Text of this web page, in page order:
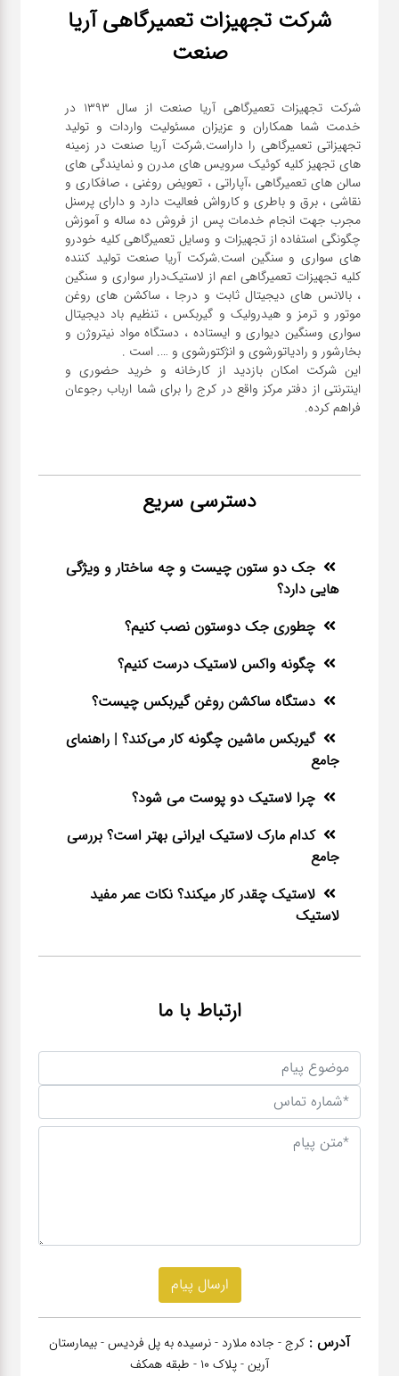
شرکت تجهیزات تعمیرگاهی آریا
صنعت
شرکت تجهیزات تعمیرگاهی آریا صنعت از سال ۱۳۹۳ در
خدمت شما همکاران و عزیزان مسئولیت واردات و تولید
تجهیزاتی تعمیرگاهی را داراست.شرکت آریا صنعت در زمینه
های تجهیز کلیه کوئیک سرویس های مدرن و نمایندگی های
سالن های تعمیرگاهی ،آپاراتی ، تعویض روغنی ، صافکاری و
نقاشی ، برق و باطری و کارواش فعالیت دارد و دارای پرسنل
مجرب جهت انجام خدمات پس از فروش ده ساله و آموزش
چگونگی استفاده از تجهیزات و وسایل تعمیرگاهی کلیه خودرو
های سواری و سنگین است.شرکت آریا صنعت تولید کننده
کلیه تجهیزات تعمیرگاهی اعم از لاستیک‌درار سواری و ‌سنگین
، بالانس های دیجیتال ثابت و درجا ، ساکشن های روغن
موتور و ترمز و هیدرولیک و گیربکس ، تنظیم باد دیجیتال
سواری و‌سنگین دیواری و ایستاده ، دستگاه مواد نیتروژن و
این شرکت امکان بازدید از کارخانه و خرید حضوری و
اینترنتی از دفتر مرکز واقع در کرج را برای شما ارباب رجوعان
فراهم کرده.
دسترسی سریع
جک دو ستون چیست و چه ساختار و ویژگی
هایی دارد؟
چطوری جک دوستون نصب کنیم؟
چگونه واکس لاستیک درست کنیم؟
دستگاه ساکشن روغن گیربکس چیست؟
گیربکس ماشین چگونه کار می‌کند؟ | راهنمای
جامع
چرا لاستیک دو پوست می شود؟
کدام مارک لاستیک ایرانی بهتر است؟ بررسی
جامع
لاستیک چقدر کار میکند؟ نکات عمر مفید
لاستیک
ارتباط با ما
آدرس : کرج - جاده ملارد - نرسیده به پل فردیس - بیمارستان
آرین - پلاک 10 - طبقه همکف